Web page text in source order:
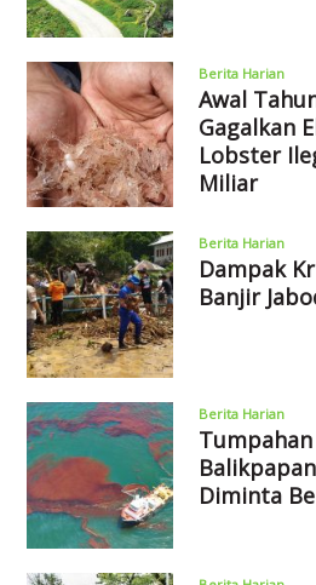
Berita Harian
Awal
Gagalkan
Lobster
Miliar
Berita Harian
Dampak
Banjir
Berita Harian
Diminta